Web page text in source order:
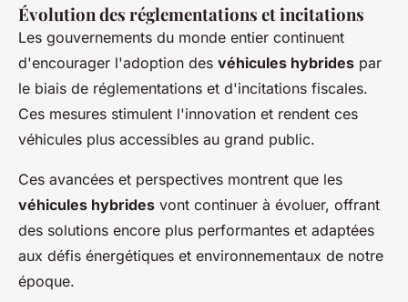
Évolution des réglementations et incitations
Les gouvernements du monde entier continuent
d'encourager l'adoption des véhicules hybrides par
le biais de réglementations et d'incitations fiscales.
Ces mesures stimulent l'innovation et rendent ces
véhicules plus accessibles au grand public.
Ces avancées et perspectives montrent que les
véhicules hybrides vont continuer à évoluer, offrant
des solutions encore plus performantes et adaptées
aux défis énergétiques et environnementaux de notre
époque.